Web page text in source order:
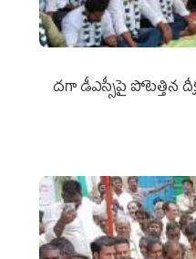
దగా డీఎస్సీపై పోటెత్తిన